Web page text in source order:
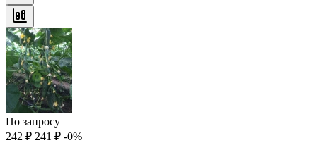
По запросу
242 ₽ 241 ₽ -0%